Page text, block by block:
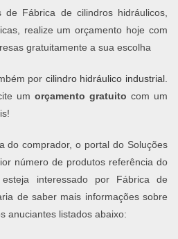
Fábrica de cilindros hidráulicos,
realize um orçamento hoje com
gratuitamente a sua escolha
por cilindro hidráulico industrial
um orçamento gratuito com um
do comprador, o portal do Soluções
número de produtos referência do
interessado por Fábrica de
de saber mais informações sobre
anuciantes listados abaixo: